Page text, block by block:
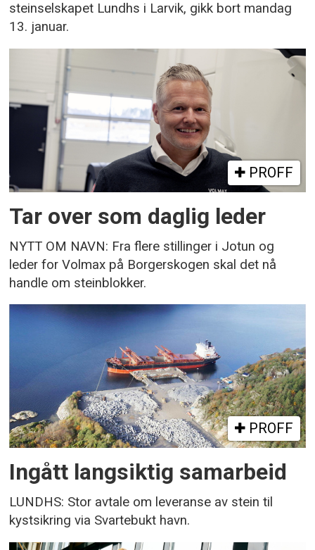
steinselskapet Lundhs i Larvik, gikk bort mandag
13. januar.
PROFF
Tar over som daglig leder
NYTT OM NAVN: Fra flere stillinger i Jotun og
leder for Volmax på Borgerskogen skal det nå
handle om steinblokker.
PROFF
Ingått langsiktig samarbeid
LUNDHS: Stor avtale om leveranse av stein til
kystsikring via Svartebukt havn.